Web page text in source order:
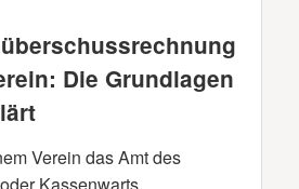
Die Grundlagen
Verein das Amt des